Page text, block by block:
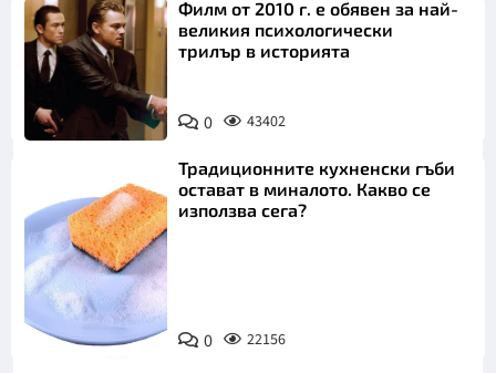
Филм от 2010 г. е обявен за най-
великия психологически
трилър в историята
0 43402
Снимка:
Пиксабей
Традиционните кухненски гъби
остават в миналото. Какво се
използва сега?
0 22156